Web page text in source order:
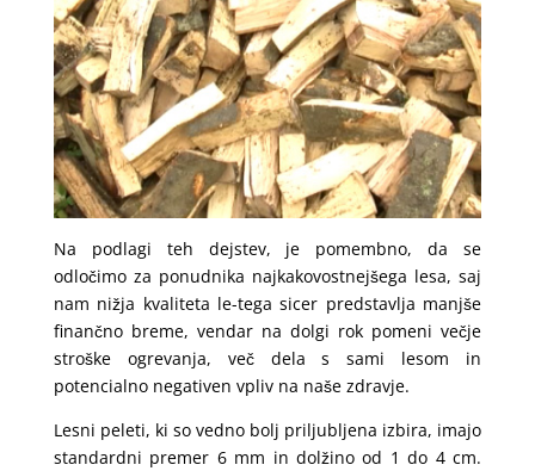
Na podlagi teh dejstev, je pomembno, da se
odločimo za ponudnika najkakovostnejšega lesa, saj
nam nižja kvaliteta le-tega sicer predstavlja manjše
finančno breme, vendar na dolgi rok pomeni večje
stroške ogrevanja, več dela s sami lesom in
potencialno negativen vpliv na naše zdravje.
Lesni peleti, ki so vedno bolj priljubljena izbira, imajo
standardni premer 6 mm in dolžino od 1 do 4 cm.